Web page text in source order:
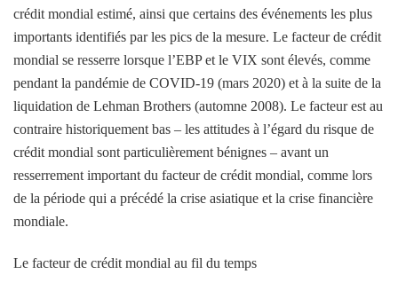
crédit mondial estimé, ainsi que certains des événements les plus
importants identifiés par les pics de la mesure. Le facteur de crédit
mondial se resserre lorsque l’EBP et le VIX sont élevés, comme
pendant la pandémie de COVID-19 (mars 2020) et à la suite de la
liquidation de Lehman Brothers (automne 2008). Le facteur est au
contraire historiquement bas – les attitudes à l’égard du risque de
crédit mondial sont particulièrement bénignes – avant un
resserrement important du facteur de crédit mondial, comme lors
de la période qui a précédé la crise asiatique et la crise financière
mondiale.
Le facteur de crédit mondial au fil du temps